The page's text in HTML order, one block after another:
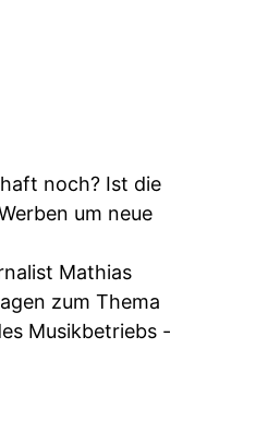
noch? Ist die
um neue
Mathias
zum Thema
Musikbetriebs -